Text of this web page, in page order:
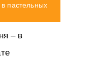
пастельных
– в